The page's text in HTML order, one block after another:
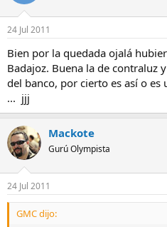
24 Jul 2011
Bien por la quedada ojalá
Badajoz. Buena la de contraluz
del banco, por cierto es así o
... jjj
Mackote
Gurú Olympista
24 Jul 2011
GMC dijo: